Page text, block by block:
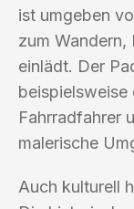
ist umgeben
zum Wandern,
einlädt. Der
beispielsweise
Fahrradfahrer
malerische
Auch kulturell